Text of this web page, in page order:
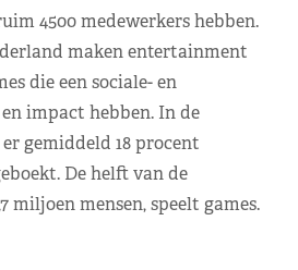
4500 medewerkers hebben.
maken entertainment
die een sociale- en
impact hebben. In de
gemiddeld 18 procent
De helft van de
miljoen mensen, speelt games.